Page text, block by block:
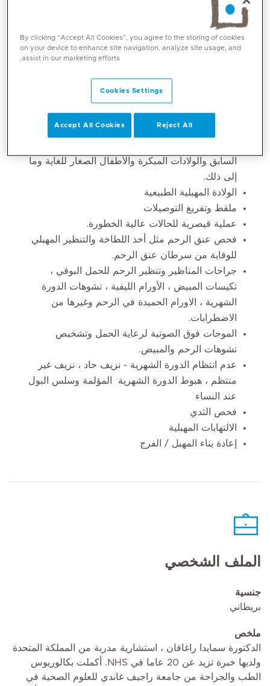
المهارات الأساسية
رعاية الحمل منخفضة المخاطر ورعاية الحمل عالية
الخطورة مثل الأمهات المصابات بداء السكري وارتفاع
السابق والولادات المبكرة والأطفال الصغار للغاية وما
إلى ذلك.
الولادة المهبلية الطبيعية
ملقط وتفريغ التوصيلات
عملية قيصرية للحالات عالية الخطورة.
فحص عنق الرحم مثل أخذ اللطاخة والتنظير المهبلي
للوقاية من سرطان عنق الرحم.
جراحات المناظير وتنظير الرحم للحمل البوقي ،
تكيسات المبيض ، الأورام الليفية ، تشوهات الدورة
الشهرية ، الاورام الحميدة في الرحم وغيرها من
الاضطرابات.
الموجات فوق الصوتية لرعاية الحمل وتشخيص
تشوهات الرحم والمبيض.
عدم انتظام الدورة الشهرية - نزيف حاد ، نزيف غير
منتظم ، هبوط الدورة الشهرية المؤلمة وسلس البول
عند النساء
فحص الثدي
الالتهابات المهبلية
إعادة بناء المهبل / الفرج
الملف الشخصي
جنسية
بريطاني
ملخص
الدكتورة سمايدا راغافان ، استشارية مدربة من المملكة المتحدة
ولديها خبرة تزيد عن 20 عاما في NHS. أكملت بكالوريوس
الطب والجراحة من جامعة راجيف غاندي للعلوم الصحية في
By clicking “Accept All Cookies”, you agree to the storing of cookies
on your device to enhance site navigation, analyze site usage, and
assist in our marketing efforts.
Cookies Settings
Reject All
Accept All Cookies